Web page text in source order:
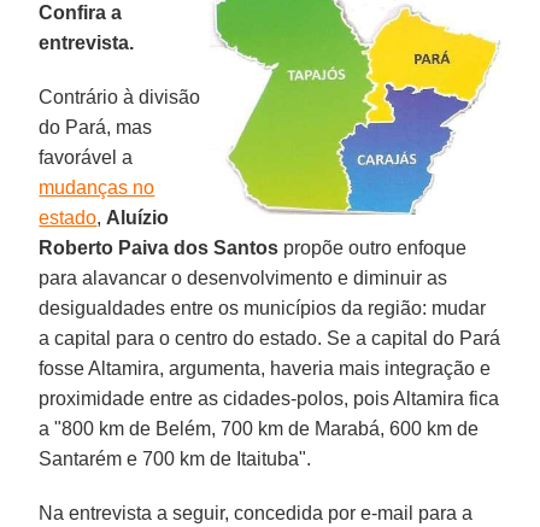
Confira a
entrevista.
Contrário à divisão
do Pará, mas
favorável a
mudanças no
estado, Aluízio
Roberto Paiva dos Santos propõe outro enfoque
para alavancar o desenvolvimento e diminuir as
desigualdades entre os municípios da região: mudar
a capital para o centro do estado. Se a capital do Pará
fosse Altamira, argumenta, haveria mais integração e
proximidade entre as cidades-polos, pois Altamira fica
a "800 km de Belém, 700 km de Marabá, 600 km de
Santarém e 700 km de Itaituba".
Na entrevista a seguir, concedida por e-mail para a